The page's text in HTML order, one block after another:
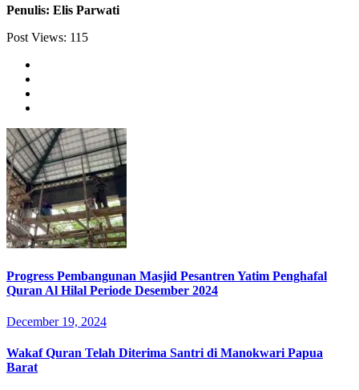
Penulis: Elis Parwati
Post Views: 115
Progress Pembangunan Masjid Pesantren Yatim Penghafal
Quran Al Hilal Periode Desember 2024
December 19, 2024
Wakaf Quran Telah Diterima Santri di Manokwari Papua
Barat